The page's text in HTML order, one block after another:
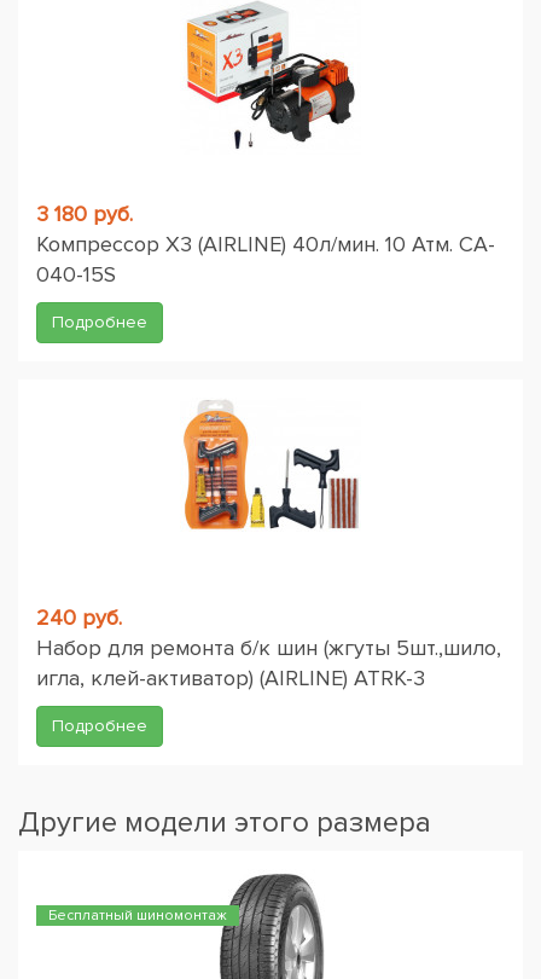
3 180 руб.
Компрессор X3 (AIRLINE) 40л/мин. 10 Атм. CA-
040-15S
Подробнее
240 руб.
Набор для ремонта б/к шин (жгуты 5шт.,шило,
игла, клей-активатор) (AIRLINE) ATRK-3
Подробнее
Другие модели этого размера
Бесплатный шиномонтаж